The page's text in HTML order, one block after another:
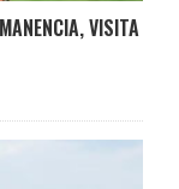
VISITA